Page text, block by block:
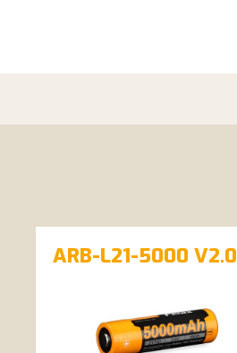
ARB-L21-5000 V2.0